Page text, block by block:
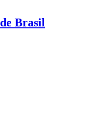
Brasil